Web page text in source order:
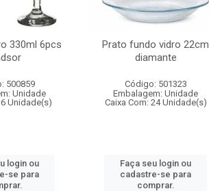
330ml 6pcs
500859
Unidade
Unidade(s)
login ou
se para
Prato fundo vidro 22cm
diamante
Código: 501323
Embalagem: Unidade
Caixa Com: 24 Unidade(s)
Faça seu login ou
cadastre-se para
comprar.